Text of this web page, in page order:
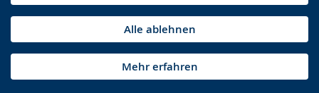
Alle ablehnen
Mehr erfahren